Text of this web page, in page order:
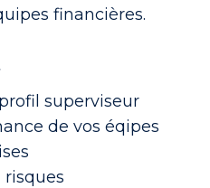
financières.
superviseur
de vos éqipes